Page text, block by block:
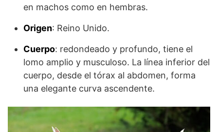
en machos como en hembras.
Origen: Reino Unido.
Cuerpo: redondeado y profundo, tiene el
lomo amplio y musculoso. La línea inferior del
cuerpo, desde el tórax al abdomen, forma
una elegante curva ascendente.